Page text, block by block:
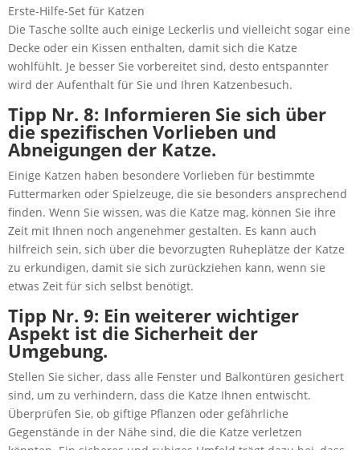
Erste-Hilfe-Set für Katzen
Die Tasche sollte auch einige Leckerlis und vielleicht sogar eine
Decke oder ein Kissen enthalten, damit sich die Katze
wohlfühlt. Je besser Sie vorbereitet sind, desto entspannter
wird der Aufenthalt für Sie und Ihren Katzenbesuch.
Tipp Nr. 8: Informieren Sie sich über
die spezifischen Vorlieben und
Abneigungen der Katze.
Einige Katzen haben besondere Vorlieben für bestimmte
Futtermarken oder Spielzeuge, die sie besonders ansprechend
finden. Wenn Sie wissen, was die Katze mag, können Sie ihre
Zeit mit Ihnen noch angenehmer gestalten. Es kann auch
hilfreich sein, sich über die bevorzugten Ruheplätze der Katze
zu erkundigen, damit sie sich zurückziehen kann, wenn sie
etwas Zeit für sich selbst benötigt.
Tipp Nr. 9: Ein weiterer wichtiger
Aspekt ist die Sicherheit der
Umgebung.
Stellen Sie sicher, dass alle Fenster und Balkontüren gesichert
sind, um zu verhindern, dass die Katze Ihnen entwischt.
Überprüfen Sie, ob giftige Pflanzen oder gefährliche
Gegenstände in der Nähe sind, die die Katze verletzen